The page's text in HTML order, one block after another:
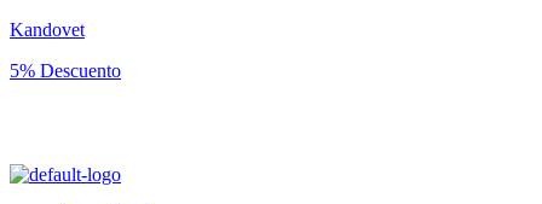
Kandovet
5% Descuento